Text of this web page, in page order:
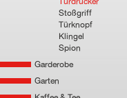
Stoßgriff
Türknopf
Klingel
Spion
Garderobe
Garten